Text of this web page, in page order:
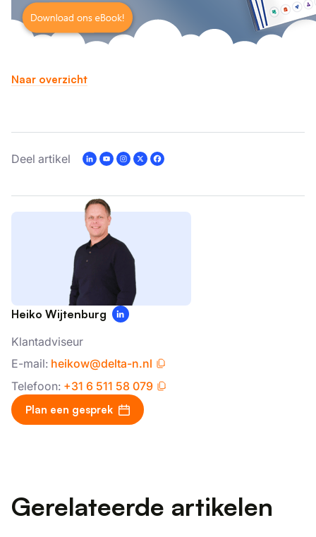
Naar overzicht
Deel artikel
Heiko Wijtenburg
Klantadviseur
E-mail: heikow@delta-n.nl
Telefoon: +31 6 511 58 079
Plan een gesprek
Gerelateerde artikelen